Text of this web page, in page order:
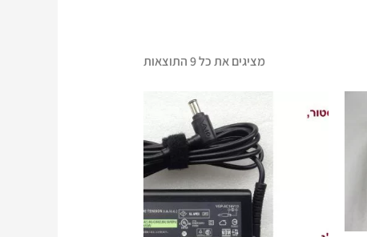
מציגים את כל ⁦9⁩ התוצאות
היה:
₪ 340.
המחיר
הנוכחי
הוא:
₪ 240.